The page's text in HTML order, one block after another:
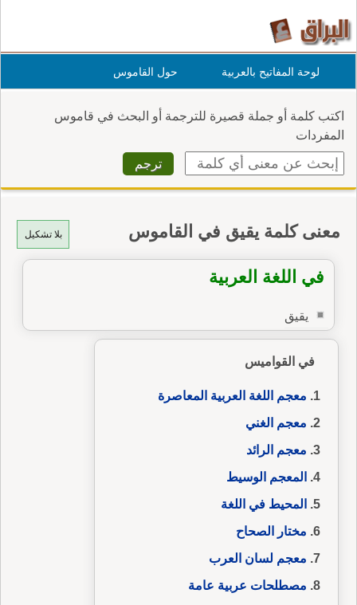
لوحة المفاتيح بالعربية حول القاموس
اكتب كلمة أو جملة قصيرة للترجمة أو البحث في قاموس
المفردات
بلا تشكيل معنى كلمة يقيق في القاموس
في اللغة العربية
يقيق
في القواميس
معجم اللغة العربية المعاصرة
معجم الغني
معجم الرائد
المعجم الوسيط
المحيط في اللغة
مختار الصحاح
معجم لسان العرب
مصطلحات عربية عامة